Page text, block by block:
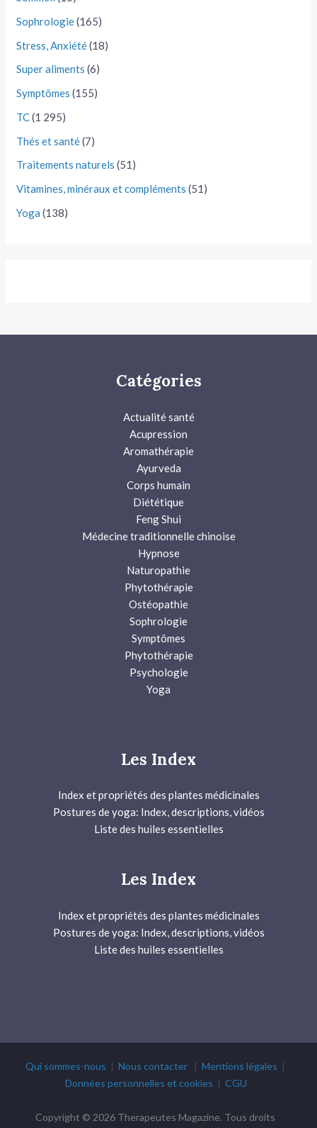
Sophrologie(165)
Stress, Anxiété(18)
Super aliments (6)
Symptômes (155)
TC(1 295)
Thés et santé(7)
Traitements naturels (51)
Vitamines, minéraux et compléments (51)
Yoga (138)
Catégories
Actualité santé
Acupression
Aromathérapie
Ayurveda
Corps humain
Diététique
Feng Shui
Médecine traditionnelle chinoise
Hypnose
Naturopathie
Phytothérapie
Ostéopathie
Sophrologie
Symptômes
Phytothérapie
Psychologie
Yoga
Les Index
Index et propriétés des plantes médicinales
Postures de yoga: Index, descriptions, vidéos
Liste des huiles essentielles
Les Index
Index et propriétés des plantes médicinales
Postures de yoga: Index, descriptions, vidéos
Liste des huiles essentielles
Qui sommes-nous | Nous contacter| Mentions légales |
Données personnelles et cookies | CGU
Copyright © 2026 Therapeutes Magazine. Tous droits